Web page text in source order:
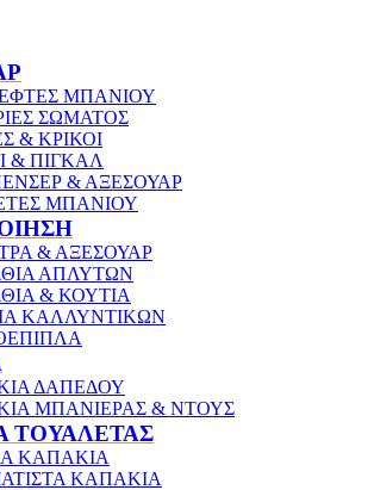
ΜΠΑΝΙΟΥ
ΣΩΜΑΤΟΣ
& ΚΡΙΚΟΙ
& ΠΙΓΚΑΛ
& ΑΞΕΣΟΥΑΡ
ΜΠΑΝΙΟΥ
& ΑΞΕΣΟΥΑΡ
ΑΠΛΥΤΩΝ
& ΚΟΥΤΙΑ
ΚΑΛΛΥΝΤΙΚΩΝ
ΔΑΠΕΔΟΥ
ΜΠΑΝΙΕΡΑΣ & ΝΤΟΥΣ
ΤΟΥΑΛΕΤΑΣ
ΚΑΠΑΚΙΑ
ΚΑΠΑΚΙΑ